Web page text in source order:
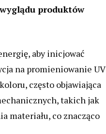
produktów
aby inicjować
na promieniowanie UV
często objawiająca
takich jak
materiału, co znacząco